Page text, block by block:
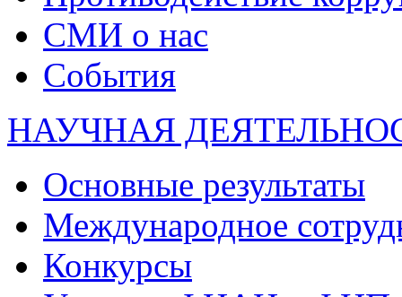
СМИ о нас
События
НАУЧНАЯ
Основные результаты
Международное
Конкурсы